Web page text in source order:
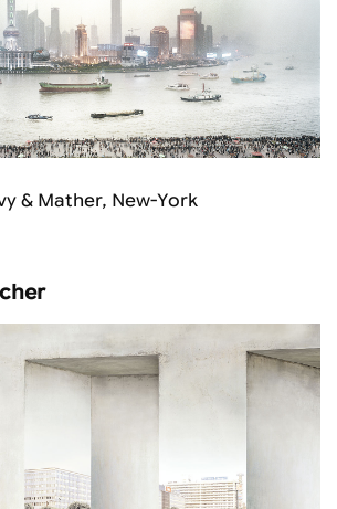
& Mather, New-York